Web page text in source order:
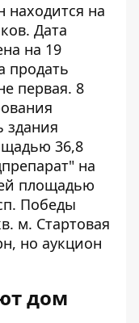
находится на
Дата
на 19
продать
первая. 8
здания
36,8
на
площадью
Победы
м. Стартовая
но аукцион
дом